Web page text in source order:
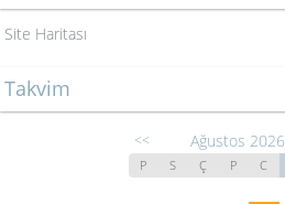
Site Haritası
Takvim
<< Ağustos 2026
P S Ç P C